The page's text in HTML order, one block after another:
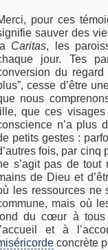
pour ces
sauver des
Caritas, les
jour. Tes
du
cesse d’être
nous
que ces
n’a plus
petits gestes :
fois, par cinq
s’agit pas de tout
de Dieu et
les ressources ne
mais où
du cœur à tous
et à
concrète